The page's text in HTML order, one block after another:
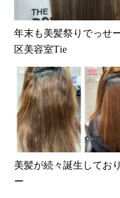
年末も美髪祭りでっせ
区美容室Tie
美髪が続々誕生してお
ー